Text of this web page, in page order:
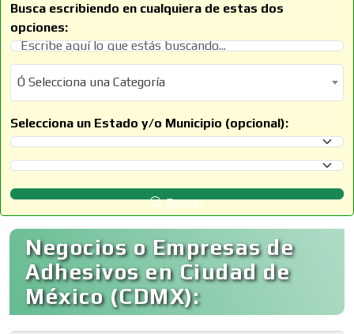
Busca escribiendo en cualquiera de estas dos
opciones:
Ó Selecciona una Categoría
Ó Selecciona una Categoría
Selecciona un Estado y/o Municipio (opcional):
Selecciona un Estado
Selecciona un Municipio
Buscar
Negocios o Empresas de
Adhesivos en Ciudad de
México (CDMX):